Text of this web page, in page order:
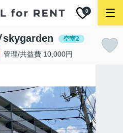
0
空室2
管理/共益費 10,000円